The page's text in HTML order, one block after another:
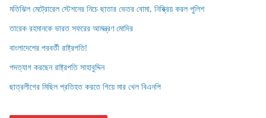
মতিঝিল মেট্রোরেল স্টেশনের নিচে ছাতার ভেতর বোমা, নিষ্ক্রিয় করল পুলিশ
তারেক রহমানকে ভারত সফরের আমন্ত্রণ মোদির
বাংলাদেশের পরবর্তী রাষ্ট্রপতি!
পদত্যাগ করছেন রাষ্ট্রপতি সাহাবুদ্দিন
ছাত্রলীগের মিছিল প্রতিহত করতে গিয়ে মার খেল বিএনপি